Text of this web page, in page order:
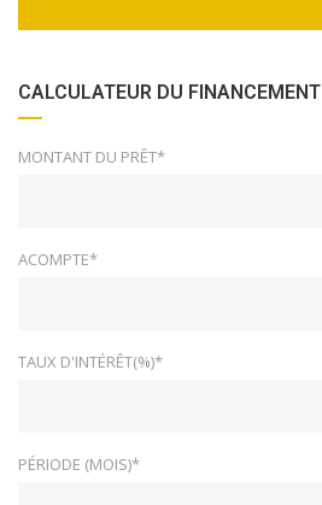
CALCULATEUR DU FINANCEMENT
MONTANT DU PRÊT*
ACOMPTE*
TAUX D'INTÉRÊT(%)*
PÉRIODE (MOIS)*